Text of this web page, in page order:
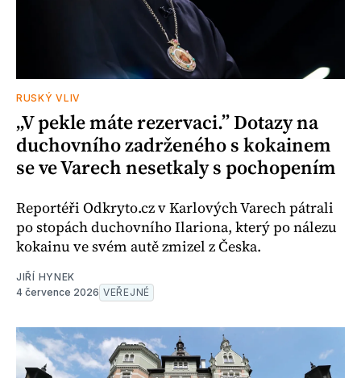
RUSKÝ VLIV
„V pekle máte rezervaci.” Dotazy na
duchovního zadrženého s kokainem
se ve Varech nesetkaly s pochopením
Reportéři Odkryto.cz v Karlových Varech pátrali
po stopách duchovního Ilariona, který po nálezu
kokainu ve svém autě zmizel z Česka.
JIŘÍ HYNEK
4 července 2026 VEŘEJNÉ